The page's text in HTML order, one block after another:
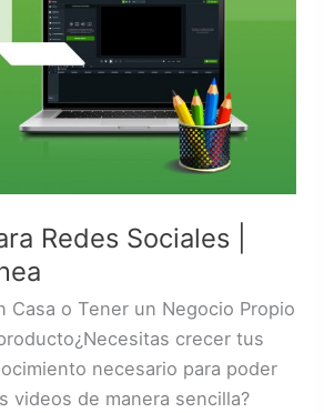
Redes Sociales |
Casa o Tener un Negocio Propio
crecer tus
necesario para poder
videos de manera sencilla?